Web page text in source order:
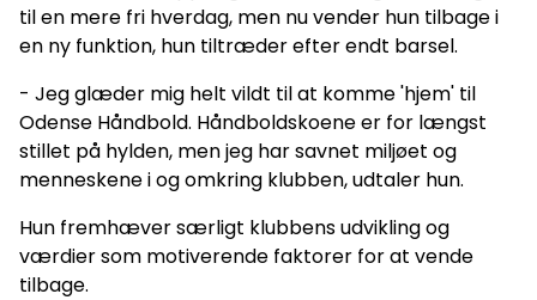
til en mere fri hverdag, men nu vender hun tilbage i
en ny funktion, hun tiltræder efter endt barsel.
- Jeg glæder mig helt vildt til at komme 'hjem' til
Odense Håndbold. Håndboldskoene er for længst
stillet på hylden, men jeg har savnet miljøet og
menneskene i og omkring klubben, udtaler hun.
Hun fremhæver særligt klubbens udvikling og
værdier som motiverende faktorer for at vende
tilbage.